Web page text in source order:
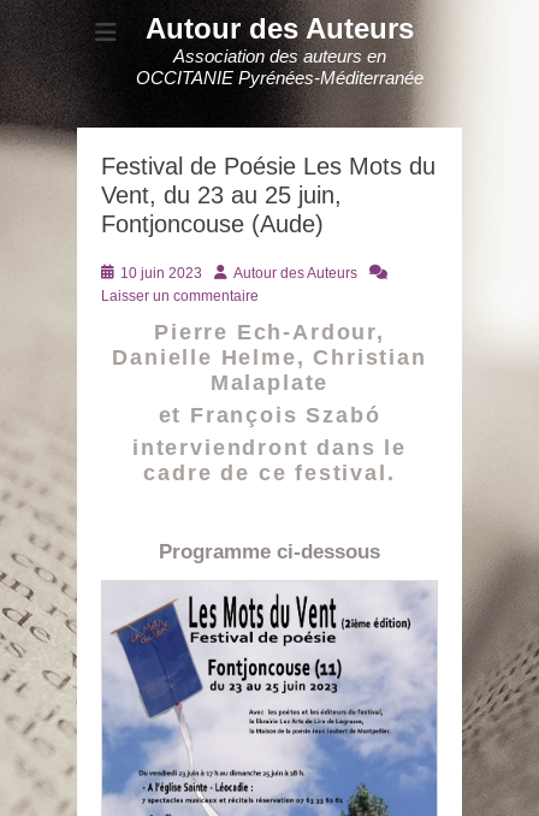
Autour des Auteurs
Association des auteurs en
OCCITANIE Pyrénées-Méditerranée
Festival de Poésie Les Mots du
Vent, du 23 au 25 juin,
Fontjoncouse (Aude)
Posté
le
10 juin 2023 AuteurAutour des Auteurs
Laisser un commentaire
Pierre Ech-Ardour,
Danielle Helme, Christian
Malaplate
et François Szabó
interviendront dans le
cadre de ce festival.
Programme ci-dessous